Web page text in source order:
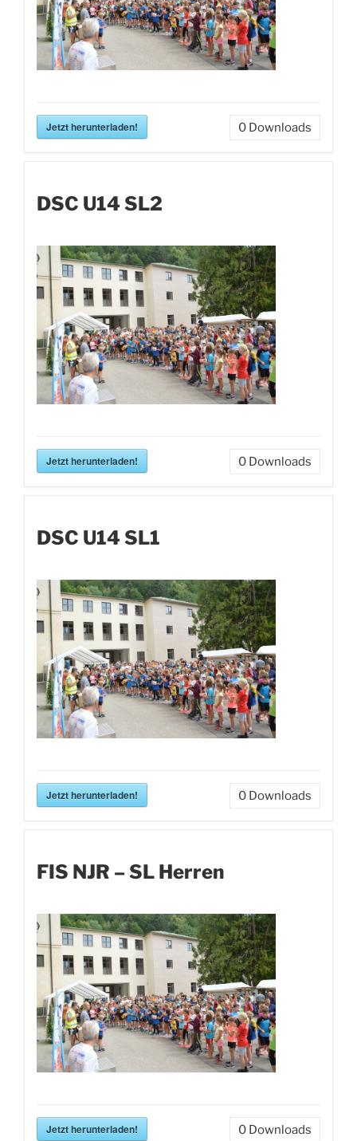
Jetzt herunterladen! 0 Downloads
DSC U14 SL2
Jetzt herunterladen! 0 Downloads
DSC U14 SL1
Jetzt herunterladen! 0 Downloads
FIS NJR – SL Herren
Jetzt herunterladen! 0 Downloads